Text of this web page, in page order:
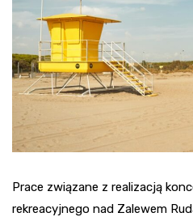
Prace związane z realizacją
rekreacyjnego nad Zalewem